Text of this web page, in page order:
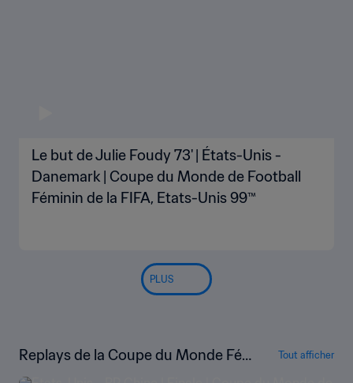
Le but de Julie Foudy 73' | États-Unis -
Danemark | Coupe du Monde de Football
Féminin de la FIFA, Etats-Unis 99™
PLUS
Replays de la Coupe du Monde Fé
minine de la FIFA, États-Unis 1999™
Tout afficher